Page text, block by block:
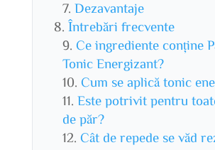
Dezavantaje
Întrebări frecvente
Ce ingrediente conține
Tonic Energizant?
Cum se aplică tonic
Este potrivit pentru
de păr?
Cât de repede se văd